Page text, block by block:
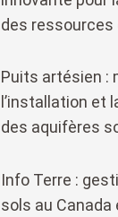
des ressources
Puits artésien :
l’installation et
des aquifères
Info Terre :
sols au